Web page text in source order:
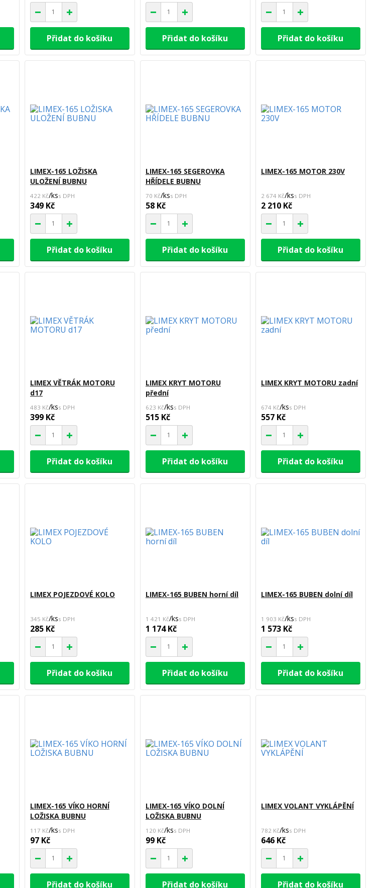
Přidat do košíku Přidat do košíku Přidat do košíku
LIMEX-165 LOŽISKA
ULOŽENÍ BUBNU
422 Kč/ks
349 Kč
Přidat do košíku
LIMEX-165 SEGEROVKA
HŘÍDELE BUBNU
70 Kč/ks
58 Kč
Přidat do košíku
LIMEX-165 MOTOR 230V
2 674 Kč/ks
2 210 Kč
Přidat do košíku
LIMEX VĚTRÁK MOTORU
d17
483 Kč/ks
399 Kč
Přidat do košíku
LIMEX KRYT MOTORU
přední
623 Kč/ks
515 Kč
Přidat do košíku
LIMEX KRYT MOTORU zadní
674 Kč/ks
557 Kč
Přidat do košíku
LIMEX POJEZDOVÉ KOLO
345 Kč/ks
285 Kč
Přidat do košíku
LIMEX-165 BUBEN horní díl
1 421 Kč/ks
1 174 Kč
Přidat do košíku
LIMEX-165 BUBEN dolní díl
1 903 Kč/ks
1 573 Kč
Přidat do košíku
LIMEX-165 VÍKO HORNÍ
LOŽISKA BUBNU
117 Kč/ks
97 Kč
Přidat do košíku
LIMEX-165 VÍKO DOLNÍ
LOŽISKA BUBNU
120 Kč/ks
99 Kč
Přidat do košíku
LIMEX VOLANT VYKLÁPĚNÍ
782 Kč/ks
646 Kč
Přidat do košíku